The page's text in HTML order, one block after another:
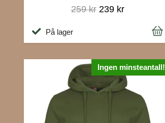
259 kr 239 kr
På lager
Ingen minsteantall!